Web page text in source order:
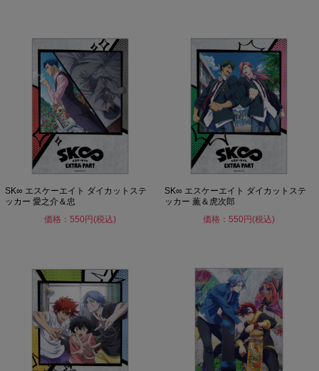
SK∞ エスケーエイト ダイカットステ
ッカー 愛之介＆忠
価格：550円(税込)
SK∞ エスケーエイト ダイカットステ
ッカー 薫＆虎次郎
価格：550円(税込)